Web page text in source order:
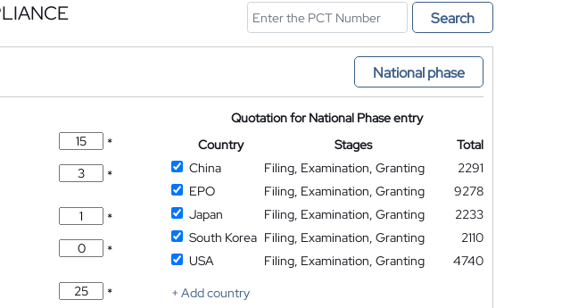
Search
National phase
*
*
*
*
*
Quotation for National Phase entry
Country
Stages
Total
China
Filing, Examination, Granting
2291
EPO
Filing, Examination, Granting
9278
Japan
Filing, Examination, Granting
2233
South Korea Filing, Examination, Granting
2110
USA
Filing, Examination, Granting
4740
+ Add country